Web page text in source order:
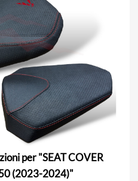
per "SEAT COVER
(2023-2024)"